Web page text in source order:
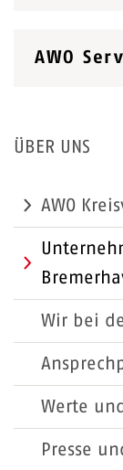
AWO
ÜBER UNS
AWO
Wir bei
Werte
Presse